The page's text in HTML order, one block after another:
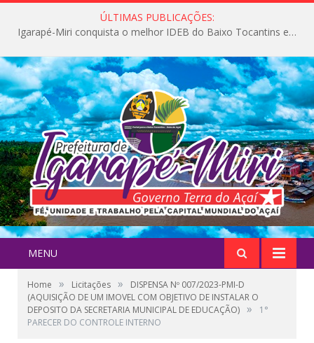
ÚLTIMAS PUBLICAÇÕES:
Igarapé-Miri conquista o melhor IDEB do Baixo Tocantins e avança na qualidade da educação pública
MENU
Home » Licitações »
DISPENSA Nº 007/2023-PMI-D
(AQUISIÇÃO DE UM IMOVEL COM OBJETIVO DE INSTALAR O
DEPOSITO DA SECRETARIA MUNICIPAL DE EDUCAÇÃO) »
1°
PARECER DO CONTROLE INTERNO